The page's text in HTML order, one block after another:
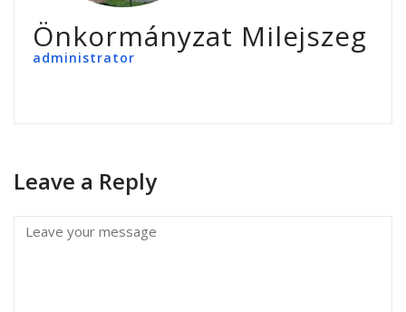
Önkormányzat Milejszeg
administrator
Leave a Reply